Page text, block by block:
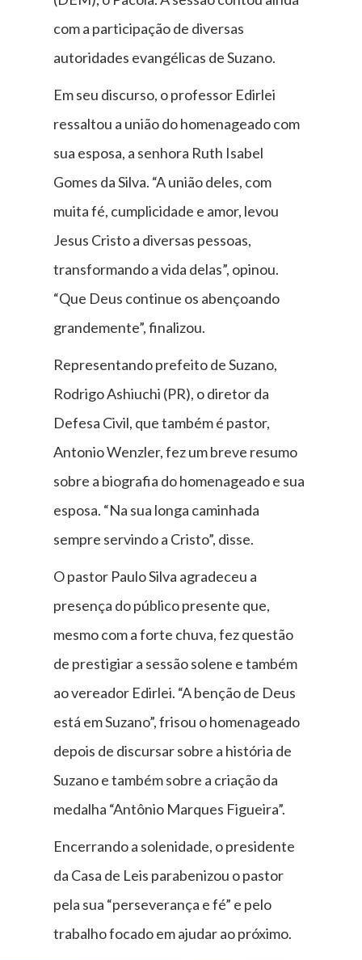
com a participação de diversas
autoridades evangélicas de Suzano.
Em seu discurso, o professor Edirlei
ressaltou a união do homenageado com
sua esposa, a senhora Ruth Isabel
Gomes da Silva. “A união deles, com
muita fé, cumplicidade e amor, levou
Jesus Cristo a diversas pessoas,
transformando a vida delas”, opinou.
“Que Deus continue os abençoando
grandemente”, finalizou.
Representando prefeito de Suzano,
Rodrigo Ashiuchi (PR), o diretor da
Defesa Civil, que também é pastor,
Antonio Wenzler, fez um breve resumo
sobre a biografia do homenageado e sua
esposa. “Na sua longa caminhada
sempre servindo a Cristo”, disse.
O pastor Paulo Silva agradeceu a
presença do público presente que,
mesmo com a forte chuva, fez questão
de prestigiar a sessão solene e também
ao vereador Edirlei. “A benção de Deus
está em Suzano”, frisou o homenageado
depois de discursar sobre a história de
Suzano e também sobre a criação da
medalha “Antônio Marques Figueira”.
Encerrando a solenidade, o presidente
da Casa de Leis parabenizou o pastor
pela sua “perseverança e fé” e pelo
trabalho focado em ajudar ao próximo.